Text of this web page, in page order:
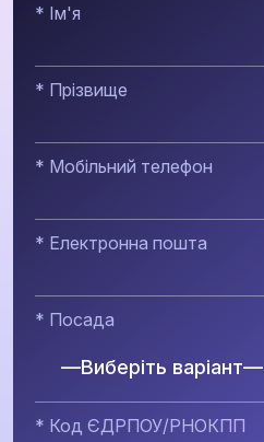
* Ім'я
* Прізвище
* Мобільний телефон
* Електронна пошта
* Посада
—Виберіть варіант—
* Код ЄДРПОУ/РНОКПП